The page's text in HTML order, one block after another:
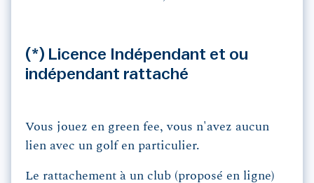
(*) Licence Indépendant et ou
indépendant rattaché
Vous jouez en green fee, vous n'avez aucun
lien avec un golf en particulier.
Le rattachement à un club (proposé en ligne)